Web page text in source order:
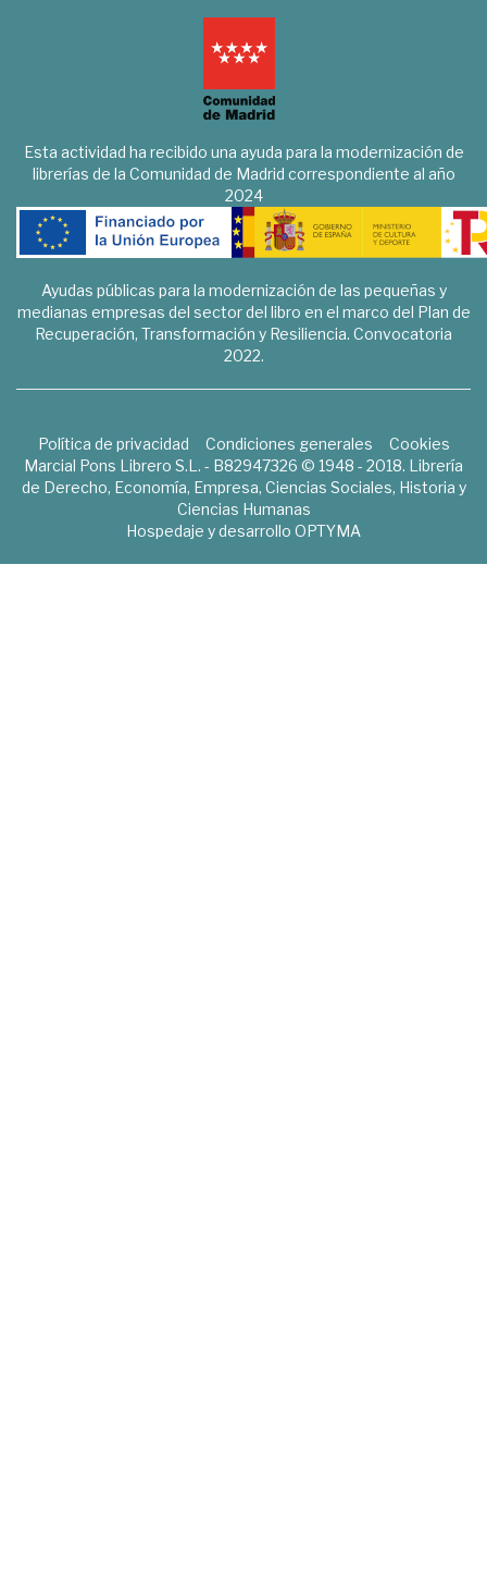
Esta actividad ha recibido una ayuda para la modernización de
librerías de la Comunidad de Madrid correspondiente al año
2024
Ayudas públicas para la modernización de las pequeñas y
medianas empresas del sector del libro en el marco del Plan de
Recuperación, Transformación y Resiliencia. Convocatoria
2022.
Política de privacidad Condiciones generales
Cookies
Marcial Pons Librero S.L. - B82947326 © 1948 - 2018. Librería
de Derecho, Economía, Empresa, Ciencias Sociales, Historia y
Ciencias Humanas
Hospedaje y desarrollo OPTYMA